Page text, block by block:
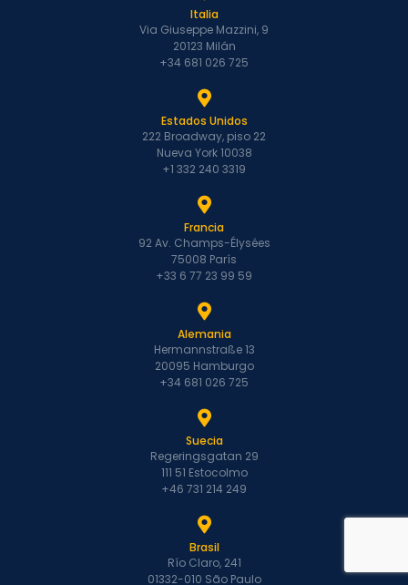
Italia
Via Giuseppe Mazzini, 9
20123 Milán
+34 681 026 725
Estados Unidos
222 Broadway, piso 22
Nueva York 10038
+1 332 240 3319
Francia
92 Av. Champs-Élysées
75008 París
+33 6 77 23 99 59
Alemania
Hermannstraße 13
20095 Hamburgo
+34 681 026 725
Suecia
Regeringsgatan 29
111 51 Estocolmo
+46 731 214 249
Brasil
Río Claro, 241
01332-010 São Paulo